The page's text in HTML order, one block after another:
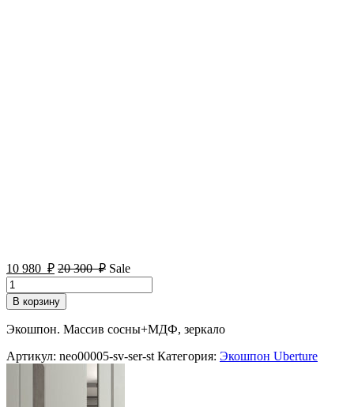
10 980 ₽ 20 300 ₽ Sale
Количество
товара
Дверь
межкомнатная
00005
В корзину
Экошпон. Массив сосны+МДФ, зеркало
Артикул: neo00005-sv-ser-st Категория: Экошпон Uberture